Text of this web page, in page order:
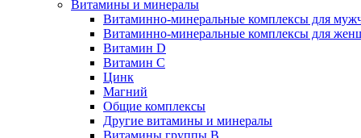
Витамины и минералы
Витаминно-минеральные комплексы для
Витаминно-минеральные комплексы для
Витамин D
Витамин C
Цинк
Магний
Общие комплексы
Другие витамины и минералы